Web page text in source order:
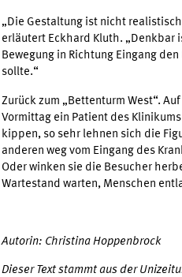
„Die Gestaltung ist nicht
erläutert Eckhard Kluth. „Denkbar
Bewegung in Richtung Eingang
sollte.“
Zurück zum „Bettenturm West“.
Vormittag ein Patient des
kippen, so sehr lehnen sich die
anderen weg vom Eingang des
Oder winken sie die Besucher
Wartestand warten, Menschen
Autorin: Christina Hoppenbrock
Dieser Text stammt aus der